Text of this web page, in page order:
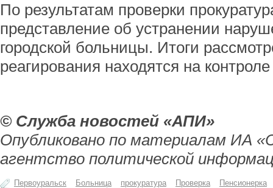
По результатам проверки
представление об устранении
городской больницы. Итоги
реагирования находятся на
© Служба новостей «АПИ»
Опубликовано по материалам ИА
агентство политической
Первоуральск Больница прокуратура Проверка
Пенсионерка